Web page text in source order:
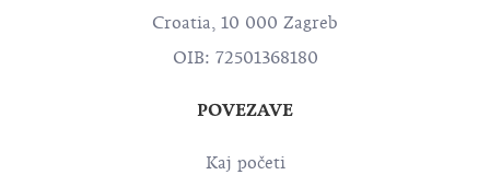
Croatia, 10 000 Zagreb
OIB: 72501368180
POVEZAVE
Kaj početi